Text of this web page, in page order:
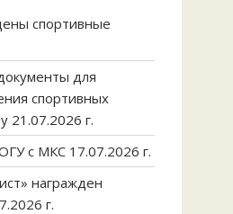
спортивные
для
спортивных
21.07.2026 г.
с МКС 17.07.2026 г.
награжден
г.